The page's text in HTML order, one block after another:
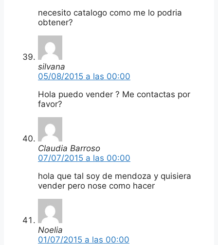
necesito catalogo como me lo podria
obtener?
silvana
05/08/2015 a las 00:00
Hola puedo vender ? Me contactas por
favor?
Claudia Barroso
07/07/2015 a las 00:00
hola que tal soy de mendoza y quisiera
vender pero nose como hacer
Noelia
01/07/2015 a las 00:00